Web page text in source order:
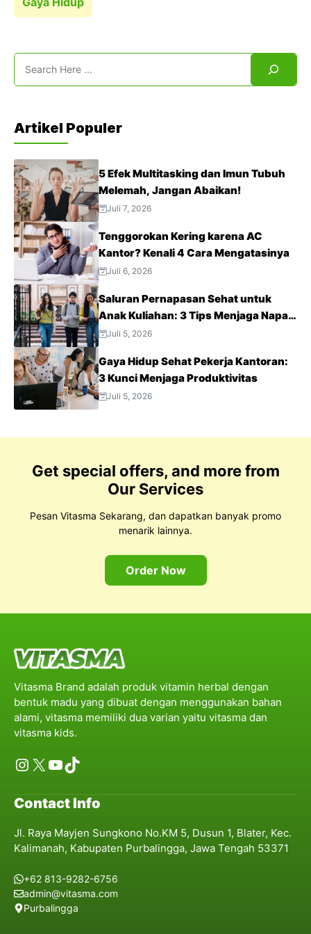
Search
Artikel Populer
5 Efek Multitasking dan Imun Tubuh
Melemah, Jangan Abaikan!
Juli 7, 2026
Tenggorokan Kering karena AC
Kantor? Kenali 4 Cara Mengatasinya
Juli 6, 2026
Saluran Pernapasan Sehat untuk
Anak Kuliahan: 3 Tips Menjaga Napas
Tetap Optimal di Tengah Aktivitas
Juli 5, 2026
Gaya Hidup Sehat Pekerja Kantoran:
3 Kunci Menjaga Produktivitas
Juli 5, 2026
Get special offers, and more from
Our Services
Pesan Vitasma Sekarang, dan dapatkan banyak promo
menarik lainnya.
Order Now
Vitasma Brand adalah produk vitamin herbal dengan
bentuk madu yang dibuat dengan menggunakan bahan
alami, vitasma memiliki dua varian yaitu vitasma dan
vitasma kids.
Instagram
X YouTube
TikTok
Contact Info
Jl. Raya Mayjen Sungkono No.KM 5, Dusun 1, Blater, Kec.
Kalimanah, Kabupaten Purbalingga, Jawa Tengah 53371
+62 813-9282-6756
admin@vitasma.com
Purbalingga